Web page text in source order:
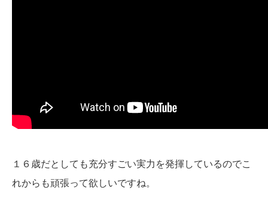
１６歳だとしても充分すごい実力を発揮しているのでこ
れからも頑張って欲しいですね。